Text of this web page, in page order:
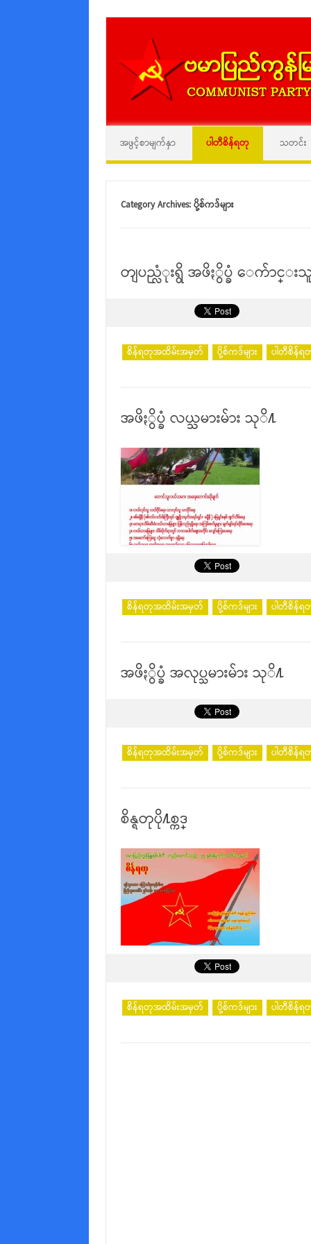
အဖွင့်စာမျက်နှာ ပါတီစိန်ရတု သတင်း
Category Archives:ပို့စ်ကဒ်များ
တျပည္လံုးရွိ အဖိႏွိပ္ခံ ေက်ာင္း
စိန်ရတုအထိမ်းအမှတ် ပို့စ်ကဒ်များ ပါတီစိန်ရ
အဖိႏွိပ္ခံ လယ္သမားမ်ား သုိ႔
စိန်ရတုအထိမ်းအမှတ် ပို့စ်ကဒ်များ ပါတီစိန်ရ
အဖိႏွိပ္ခံ အလုပ္သမားမ်ား သုိ႔
စိန်ရတုအထိမ်းအမှတ် ပို့စ်ကဒ်များ ပါတီစိန်ရ
စိန္ရတုပို႔စ္ကဒ္
စိန်ရတုအထိမ်းအမှတ် ပို့စ်ကဒ်များ ပါတီစိန်ရ